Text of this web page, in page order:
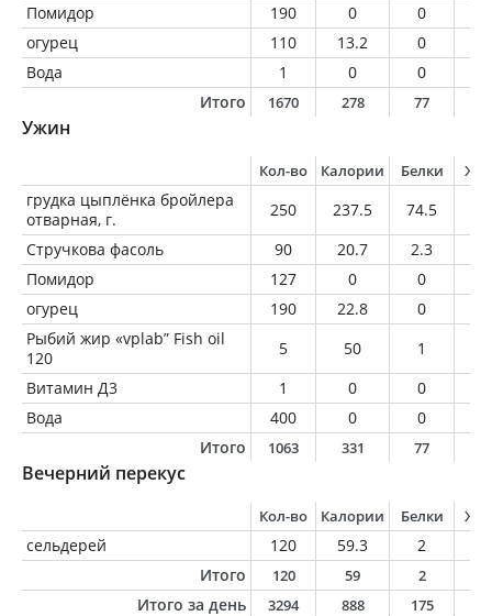
Помидор
190 0 0
огурец
110 13.2 0
Вода
1 0 0
Итого
1670 278 77
Ужин
Кол-во Калории Белки
грудка цыплёнка бройлера
отварная, г.
250 237.5 74.5
Стручкова фасоль
90 20.7 2.3
Помидор
127 0 0
огурец
190 22.8 0
Рыбий жир «vplab” Fish oil
120
5 50 1
Витамин Д3
1 0 0
Вода
400 0 0
Итого
1063 331 77
Вечерний перекус
Кол-во Калории Белки
сельдерей 120 59.3 2
Итого
120 59 2
Итого за день 3294 888 175